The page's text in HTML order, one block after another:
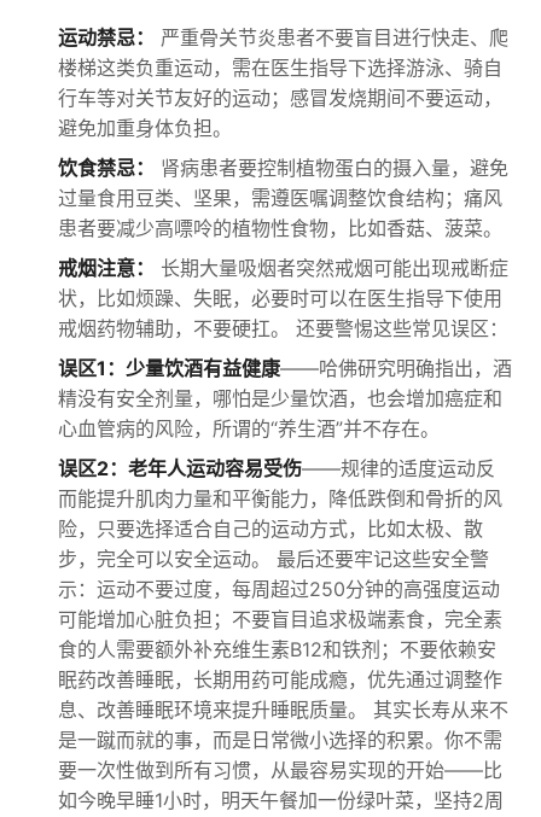
运动禁忌：
严重骨关节炎患者不要盲目进行快走、爬
楼梯这类负重运动，需在医生指导下选择游泳、骑自
行车等对关节友好的运动；感冒发烧期间不要运动，
避免加重身体负担。
饮食禁忌：
肾病患者要控制植物蛋白的摄入量，避免
过量食用豆类、坚果，需遵医嘱调整饮食结构；痛风
患者要减少高嘌呤的植物性食物，比如香菇、菠菜。
戒烟注意：
长期大量吸烟者突然戒烟可能出现戒断症
状，比如烦躁、失眠，必要时可以在医生指导下使用
戒烟药物辅助，不要硬扛。 还要警惕这些常见误区：
误区1：少量饮酒有益健康——哈佛研究明确指出，酒
精没有安全剂量，哪怕是少量饮酒，也会增加癌症和
心血管病的风险，所谓的“养生酒”并不存在。
误区2：老年人运动容易受伤——规律的适度运动反
而能提升肌肉力量和平衡能力，降低跌倒和骨折的风
险，只要选择适合自己的运动方式，比如太极、散
步，完全可以安全运动。 最后还要牢记这些安全警
示：运动不要过度，每周超过250分钟的高强度运动
可能增加心脏负担；不要盲目追求极端素食，完全素
食的人需要额外补充维生素B12和铁剂；不要依赖安
眠药改善睡眠，长期用药可能成瘾，优先通过调整作
息、改善睡眠环境来提升睡眠质量。 其实长寿从来不
是一蹴而就的事，而是日常微小选择的积累。你不需
要一次性做到所有习惯，从最容易实现的开始——比
如今晚早睡1小时，明天午餐加一份绿叶菜，坚持2周